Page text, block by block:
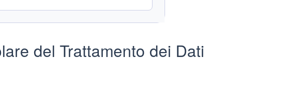
del Trattamento dei Dati